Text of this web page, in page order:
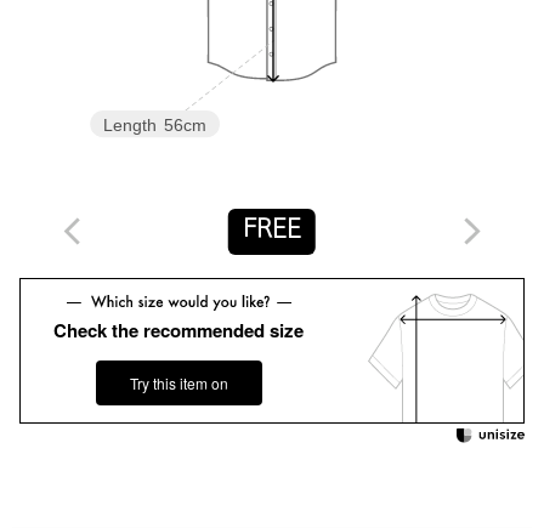
・同シリーズの他アイテムのご用意もございます。
ストレートパンツ対象品番：15141000008
ストレートパンツ（ホワイト）対象品番：15141000003
クロップドパンツ対象品番：15141000016
ジャケット対象品番：15221000000
ベスト対象品番：15221000002
ワンピース対象品番：15261000000
ロングスリーブブラウス対象品番：15211000002
イレギュラーヘムブラウス対象品番：15161000001
============================
裏地：なし
透け感：ややあり
Length 56cm
FREE
Check the recommended size
Try this item on